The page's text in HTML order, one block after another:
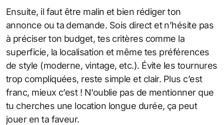
Ensuite, il faut être malin et bien rédiger ton
annonce ou ta demande. Sois direct et n’hésite pas
à préciser ton budget, tes critères comme la
superficie, la localisation et même tes préférences
de style (moderne, vintage, etc.). Évite les tournures
trop compliquées, reste simple et clair. Plus c’est
franc, mieux c’est ! N’oublie pas de mentionner que
tu cherches une location longue durée, ça peut
jouer en ta faveur.